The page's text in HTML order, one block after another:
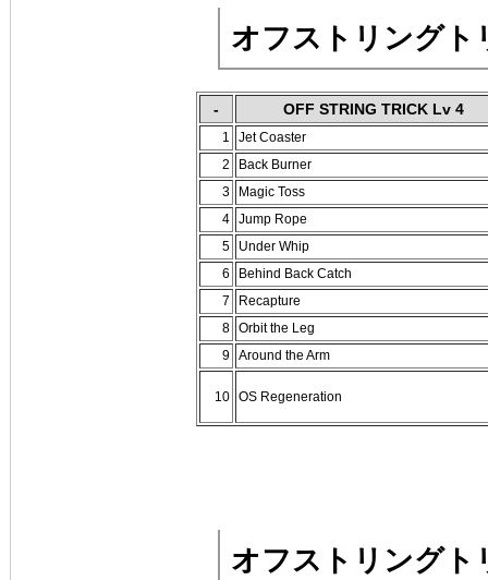
オフストリングト
- OFF STRING TRICK Lv 4
1
Jet Coaster
2
Back Burner
3
Magic Toss
4 Jump Rope
5
Under Whip
6
Behind Back Catch
7
Recapture
8 Orbit the Leg
9 Around the Arm
10 OS Regeneration
オフストリングト